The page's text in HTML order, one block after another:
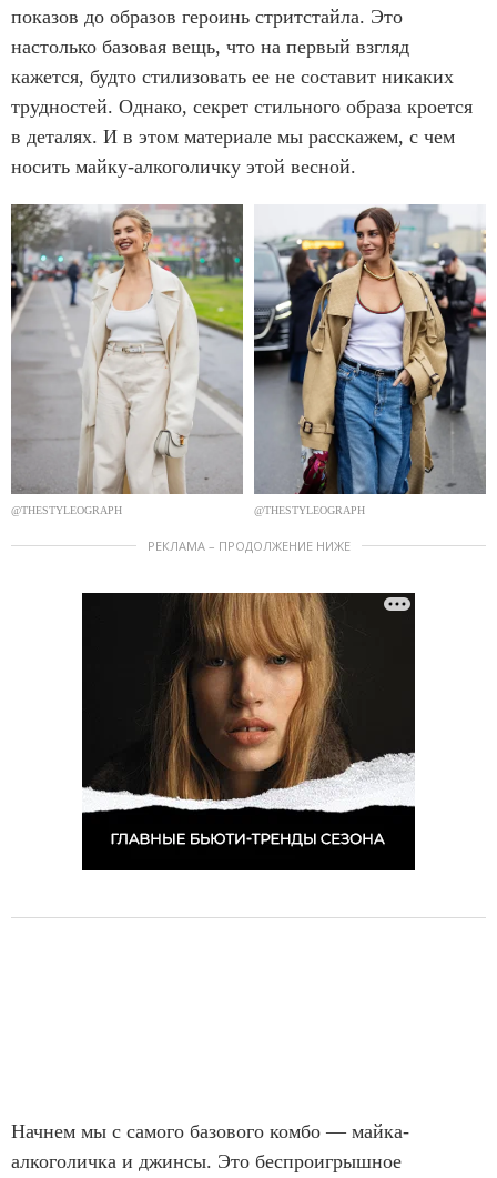
показов до образов героинь стритстайла. Это
настолько базовая вещь, что на первый взгляд
кажется, будто стилизовать ее не составит никаких
трудностей. Однако, секрет стильного образа кроется
в деталях. И в этом материале мы расскажем, с чем
носить майку-алкоголичку этой весной.
@THESTYLEOGRAPH @THESTYLEOGRAPH
РЕКЛАМА – ПРОДОЛЖЕНИЕ НИЖЕ
Начнем мы с самого базового комбо — майка-
алкоголичка и джинсы. Это беспроигрышное